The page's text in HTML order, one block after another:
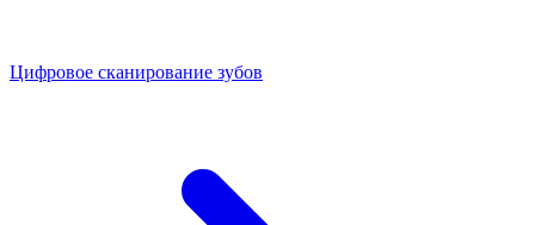
Цифровое сканирование зубов